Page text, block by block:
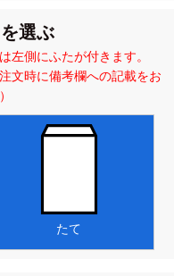
選ぶ
左側にふたが付きます。
文時に備考欄への記載をお
たて